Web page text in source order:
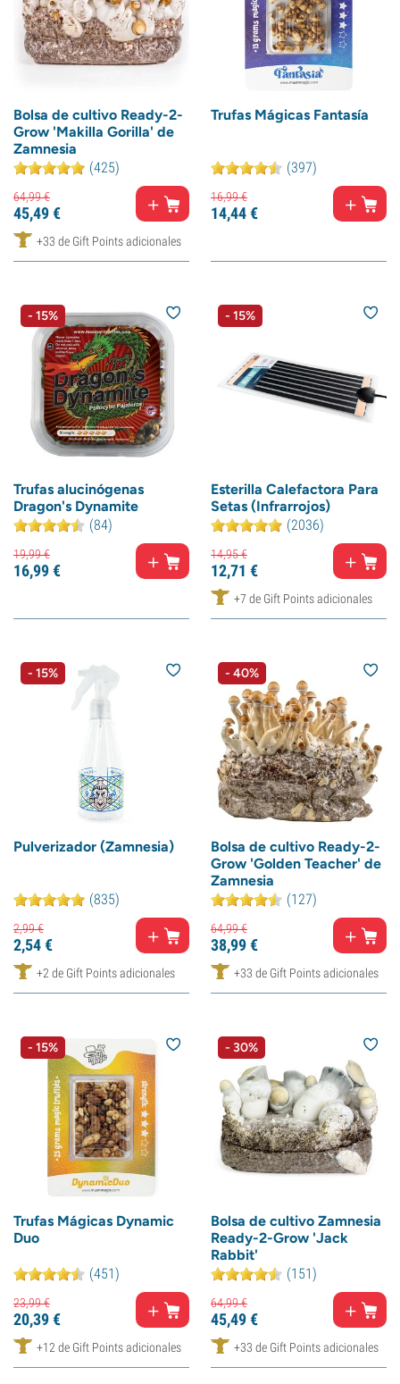
Bolsa de cultivo Ready-2-
Grow 'Makilla Gorilla' de
Zamnesia
(425)
64,99€
45,49€
+33 de Gift Points adicionales
Trufas Mágicas Fantasía
(397)
16,99€
14,44€
- 15%
Trufas alucinógenas
Dragon's Dynamite
(84)
19,99€
16,99€
- 15%
Esterilla Calefactora Para
Setas (Infrarrojos)
(2036)
14,95€
12,71 €
+7 de Gift Points adicionales
- 15%
Pulverizador (Zamnesia)
(835)
2,99€
2,54€
+2 de Gift Points adicionales
- 40%
Bolsa de cultivo Ready-2-
Grow 'Golden Teacher' de
Zamnesia
(127)
64,99€
38,99€
+33 de Gift Points adicionales
- 15%
Trufas Mágicas Dynamic
Duo
(451)
23,99€
20,39€
+12 de Gift Points adicionales
- 30%
Bolsa de cultivo Zamnesia
Ready-2-Grow 'Jack
Rabbit'
(151)
64,99€
45,49€
+33 de Gift Points adicionales